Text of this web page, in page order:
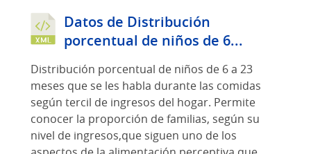
Datos de Distribución
porcentual de niños de 6...
Distribución porcentual de niños de 6 a 23
meses que se les habla durante las comidas
según tercil de ingresos del hogar. Permite
conocer la proporción de familias, según su
nivel de ingresos,que siguen uno de los